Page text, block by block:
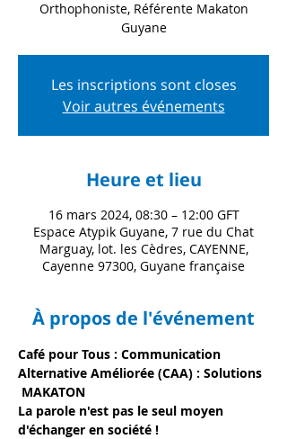
Orthophoniste, Référente Makaton
Guyane
Les inscriptions sont closes
Voir autres événements
Heure et lieu
16 mars 2024, 08:30 – 12:00 GFT
Espace Atypik Guyane, 7 rue du Chat
Marguay, lot. les Cèdres, CAYENNE,
Cayenne 97300, Guyane française
À propos de l'événement
Café pour Tous : Communication
Alternative Améliorée (CAA) : Solutions
MAKATON
La parole n'est pas le seul moyen
d'échanger en société !